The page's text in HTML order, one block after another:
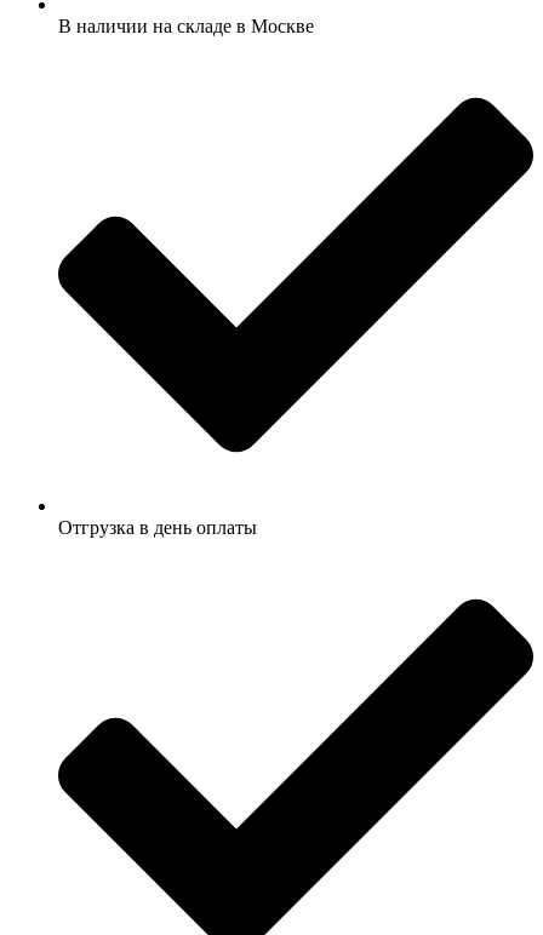
В наличии на складе в Москве
Отгрузка в день оплаты